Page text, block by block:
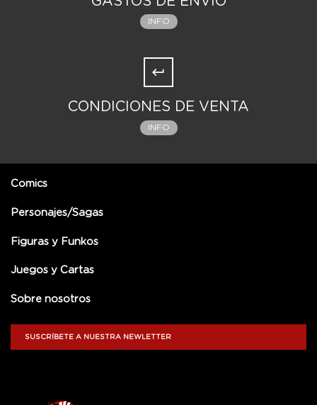
INFO
CONDICIONES DE VENTA
INFO
Comics
Personajes/Sagas
Figuras y Funkos
Juegos y Cartas
Sobre nosotros
SUSCRÍBETE A NUESTRA NEWLETTER